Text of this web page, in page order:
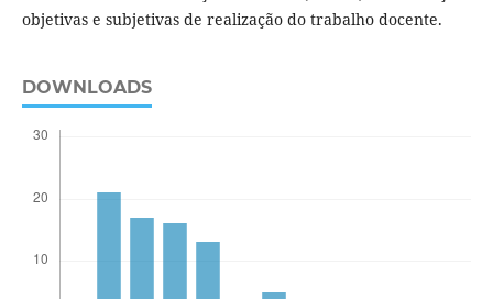
objetivas e subjetivas de realização do trabalho docente.
DOWNLOADS